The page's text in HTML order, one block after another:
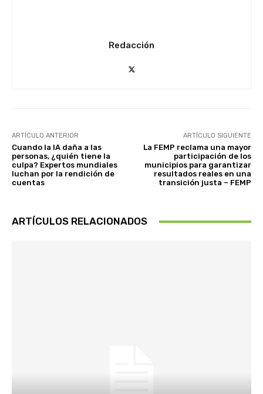
Redacción
ARTÍCULO ANTERIOR
Cuando la IA daña a las
personas, ¿quién tiene la
culpa? Expertos mundiales
luchan por la rendición de
cuentas
ARTÍCULO SIGUIENTE
La FEMP reclama una mayor
participación de los
municipios para garantizar
resultados reales en una
transición justa – FEMP
ARTÍCULOS RELACIONADOS